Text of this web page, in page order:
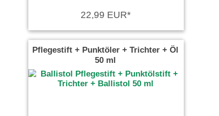
22,99 EUR*
Pflegestift + Punktöler + Trichter + Öl
50 ml